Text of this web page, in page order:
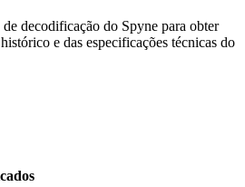
decodificação do Spyne para obter
e das especificações técnicas do